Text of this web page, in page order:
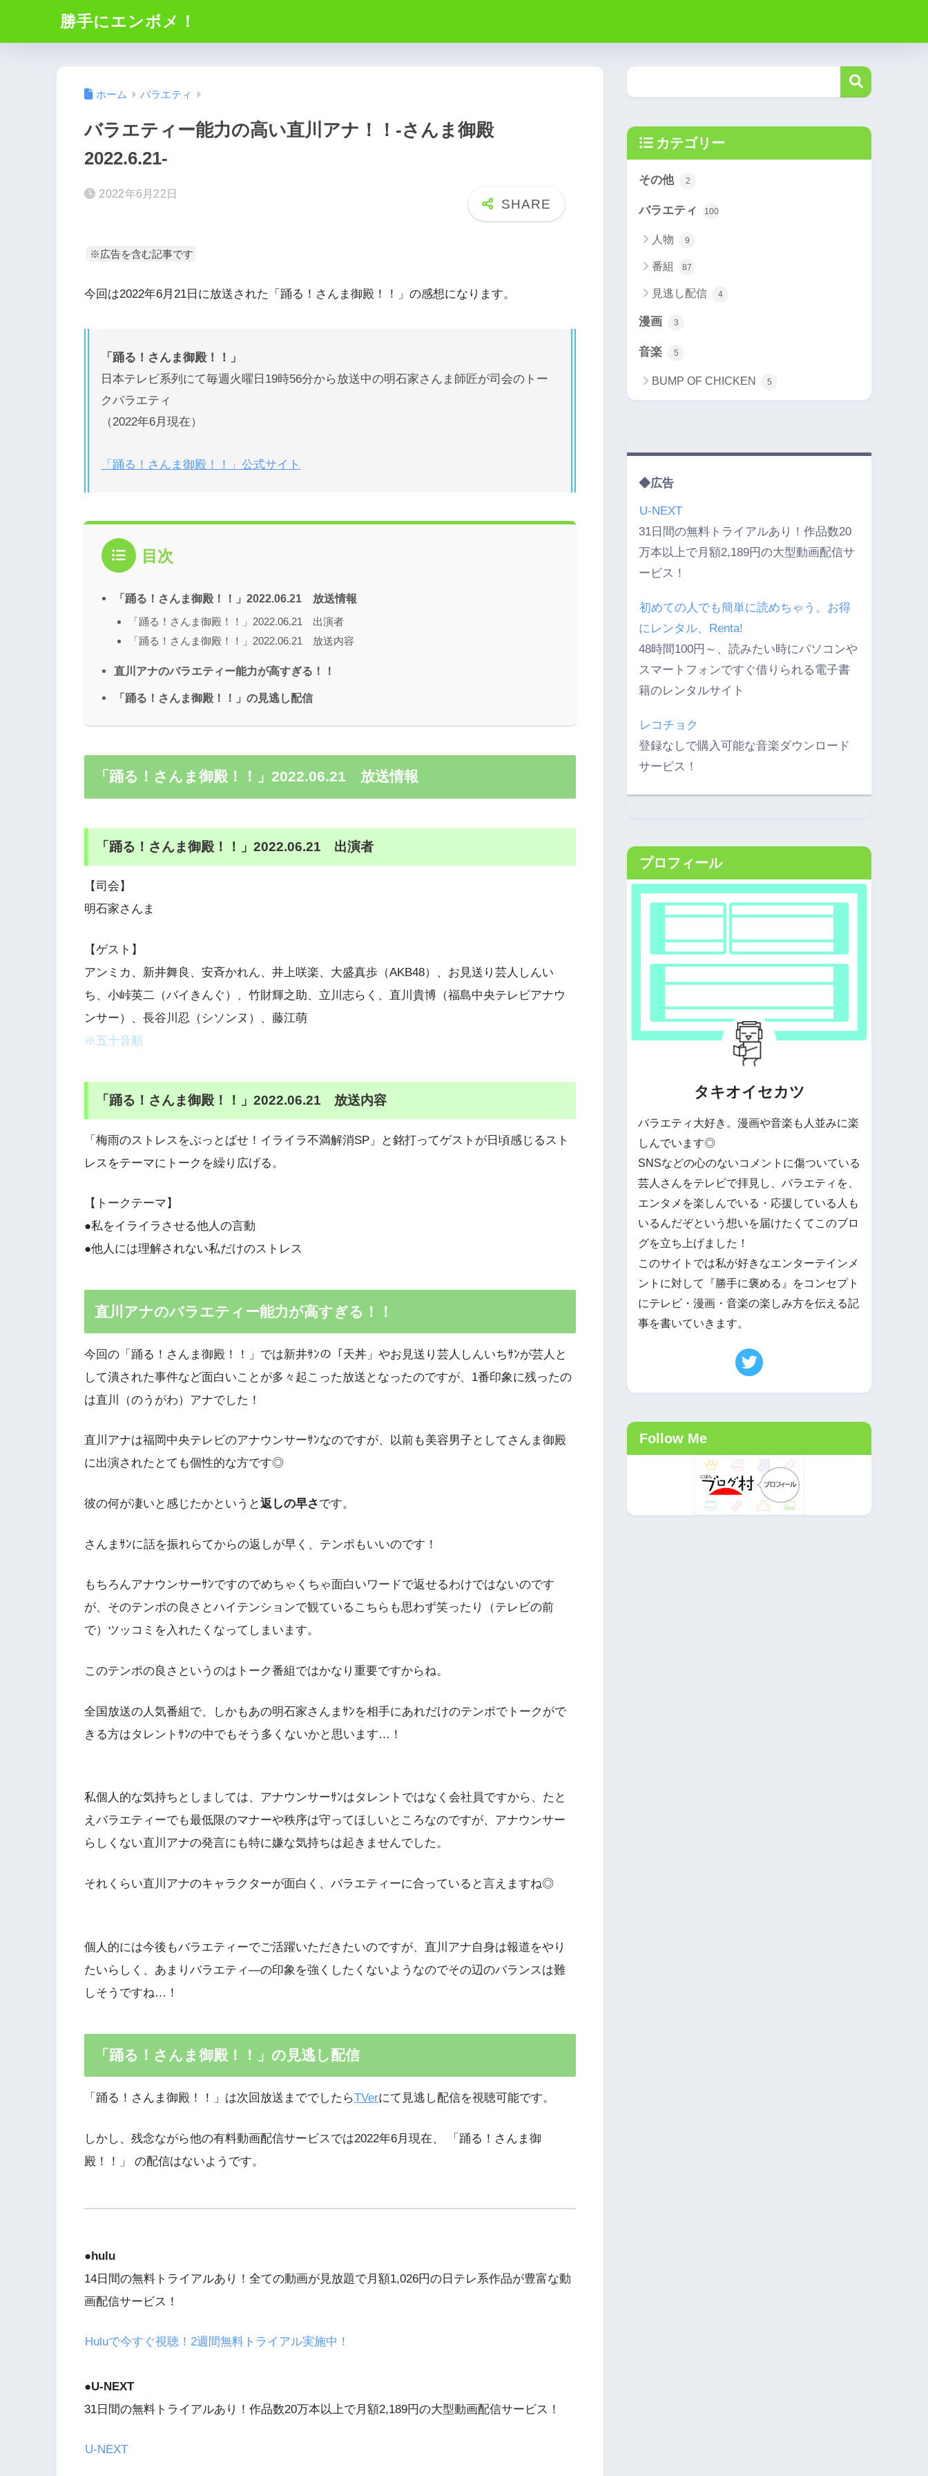
勝手にエンボメ！
ホーム バラエティ
バラエティー能力の高い直川アナ！！-さんま御殿
2022.6.21-
2022年6月22日
※広告を含む記事です
今回は2022年6月21日に放送された「踊る！さんま御殿！！」の感想になります。
「踊る！さんま御殿！！」
日本テレビ系列にて毎週火曜日19時56分から放送中の明石家さんま師匠が司会のトー
クバラエティ
（2022年6月現在）
「踊る！さんま御殿！！」公式サイト
目次
「踊る！さんま御殿！！」2022.06.21 放送情報
「踊る！さんま御殿！！」2022.06.21 出演者
「踊る！さんま御殿！！」2022.06.21 放送内容
直川アナのバラエティー能力が高すぎる！！
「踊る！さんま御殿！！」の見逃し配信
「踊る！さんま御殿！！」2022.06.21 放送情報
「踊る！さんま御殿！！」2022.06.21 出演者
【司会】
明石家さんま
【ゲスト】
アンミカ、新井舞良、安斉かれん、井上咲楽、大盛真歩（AKB48）、お見送り芸人しんい
ち、小峠英二（バイきんぐ）、竹財輝之助、立川志らく、直川貴博（福島中央テレビアナウ
ンサー）、長谷川忍（シソンヌ）、藤江萌
※五十音順
「踊る！さんま御殿！！」2022.06.21 放送内容
「梅雨のストレスをぶっとばせ！イライラ不満解消SP」と銘打ってゲストが日頃感じるスト
レスをテーマにトークを繰り広げる。
【トークテーマ】
●私をイライラさせる他人の言動
●他人には理解されない私だけのストレス
直川アナのバラエティー能力が高すぎる！！
今回の「踊る！さんま御殿！！」では新井ｻﾝの「天丼」やお見送り芸人しんいちｻﾝが芸人と
して潰された事件など面白いことが多々起こった放送となったのですが、1番印象に残ったの
は直川（のうがわ）アナでした！
直川アナは福岡中央テレビのアナウンサーｻﾝなのですが、以前も美容男子としてさんま御殿
に出演されたとても個性的な方です◎
彼の何が凄いと感じたかというと返しの早さ です。
さんまｻﾝに話を振れらてからの返しが早く、テンポもいいのです！
もちろんアナウンサーｻﾝですのでめちゃくちゃ面白いワードで返せるわけではないのです
が、そのテンポの良さとハイテンションで観ているこちらも思わず笑ったり（テレビの前
で）ツッコミを入れたくなってしまいます。
このテンポの良さというのはトーク番組ではかなり重要ですからね。
全国放送の人気番組で、しかもあの明石家さんまｻﾝを相手にあれだけのテンポでトークがで
きる方はタレントｻﾝの中でもそう多くないかと思います…！
私個人的な気持ちとしましては、アナウンサーｻﾝはタレントではなく会社員ですから、たと
えバラエティーでも最低限のマナーや秩序は守ってほしいところなのですが、アナウンサー
らしくない直川アナの発言にも特に嫌な気持ちは起きませんでした。
それくらい直川アナのキャラクターが面白く、バラエティーに合っていると言えますね◎
個人的には今後もバラエティーでご活躍いただきたいのですが、直川アナ自身は報道をやり
たいらしく、あまりバラエティ―の印象を強くしたくないようなのでその辺のバランスは難
しそうですね…！
「踊る！さんま御殿！！」の見逃し配信
「踊る！さんま御殿！！」は次回放送まででしたらTVerにて見逃し配信を視聴可能です。
しかし、残念ながら他の有料動画配信サービスでは2022年6月現在、 「踊る！さんま御
殿！！」 の配信はないようです。
●hulu
14日間の無料トライアルあり！全ての動画が見放題で月額1,026円の日テレ系作品が豊富な動
画配信サービス！
Huluで今すぐ視聴！2週間無料トライアル実施中！
●U-NEXT
31日間の無料トライアルあり！作品数20万本以上で月額2,189円の大型動画配信サービス！
U-NEXT
カテゴリー
その他 2
バラエティ 100
人物 9
番組 87
見逃し配信 4
漫画 3
音楽 5
BUMP OF CHICKEN 5
◆広告
U-NEXT
31日間の無料トライアルあり！作品数20
万本以上で月額2,189円の大型動画配信サ
ービス！
初めての人でも簡単に読めちゃう。お得
にレンタル、Renta!
48時間100円～、読みたい時にパソコンや
スマートフォンですぐ借りられる電子書
籍のレンタルサイト
レコチョク
登録なしで購入可能な音楽ダウンロード
サービス！
プロフィール
タキオイセカツ
バラエティ大好き。漫画や音楽も人並みに楽
しんでいます◎
SNSなどの心のないコメントに傷ついている
芸人さんをテレビで拝見し、バラエティを、
エンタメを楽しんでいる・応援している人も
いるんだぞという想いを届けたくてこのブロ
グを立ち上げました！
このサイトでは私が好きなエンターテインメ
ントに対して『勝手に褒める』をコンセプト
にテレビ・漫画・音楽の楽しみ方を伝える記
事を書いていきます。
Follow Me